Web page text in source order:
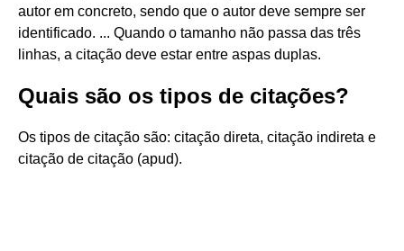
autor em concreto, sendo que o autor deve sempre ser
identificado. ... Quando o tamanho não passa das três
linhas, a citação deve estar entre aspas duplas.
Quais são os tipos de citações?
Os tipos de citação são: citação direta, citação indireta e
citação de citação (apud).